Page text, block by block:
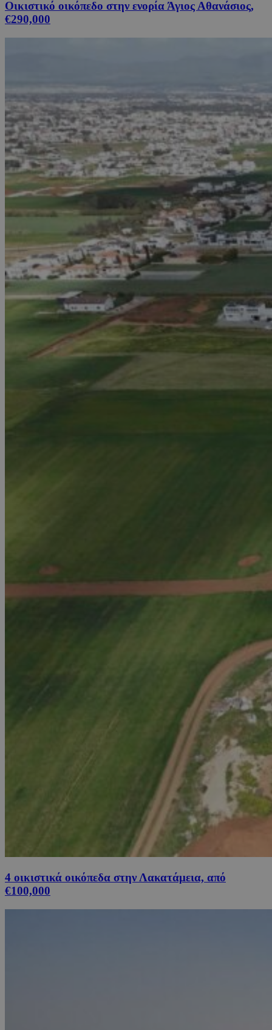
Οικιστικό οικόπεδο στην ενορία Άγιος Αθανάσιος,
€290,000
4 οικιστικά οικόπεδα στην Λακατάμεια, από
€100,000